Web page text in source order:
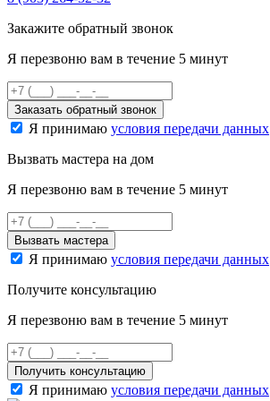
Закажите обратный звонок
Я перезвоню вам в течение 5 минут
Я принимаю условия передачи данных
Вызвать мастера на дом
Я перезвоню вам в течение 5 минут
Я принимаю условия передачи данных
Получите консультацию
Я перезвоню вам в течение 5 минут
Я принимаю условия передачи данных